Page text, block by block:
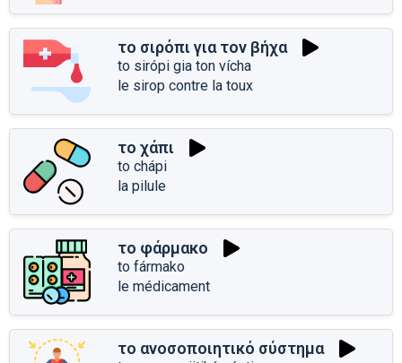
το σιρόπι για τον βήχα
to sirópi gia ton vícha
le sirop contre la toux
το χάπι
to chápi
la pilule
το φάρμακο
to fármako
le médicament
το ανοσοποιητικό σύστημα